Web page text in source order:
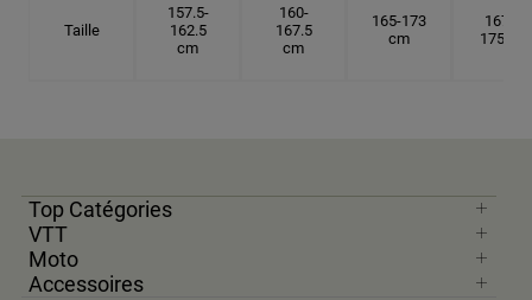
Taille
157.5-
162.5
cm
160-
167.5
cm
165-173
cm
167.5-
175 cm
Top Catégories
VTT
Moto
Accessoires